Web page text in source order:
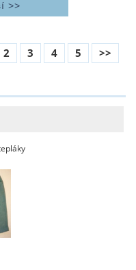
2 3 4 5 >>